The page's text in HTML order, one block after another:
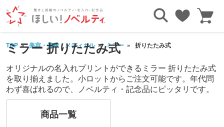
TOP 美容・健康・メディカル ミラー 折りたたみ式
ミラー 折りたたみ式
オリジナルの名入れプリントができるミラー 折りたたみ式
を取り揃えました。小ロットからご注文可能です。年代問
わず喜ばれるので、ノベルティ・記念品にピッタリです。
商品一覧